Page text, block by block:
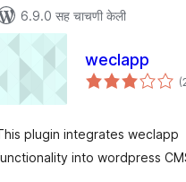
6.9.0 सह चाचणी केली
weclapp
plugin integrates weclapp
into wordpress